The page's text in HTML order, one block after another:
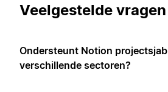
Veelgestelde vragen
Ondersteunt Notion
verschillende sectoren?